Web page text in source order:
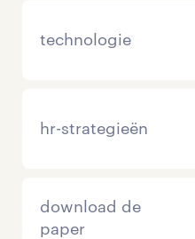
technologie
hr-strategieën
download de
paper